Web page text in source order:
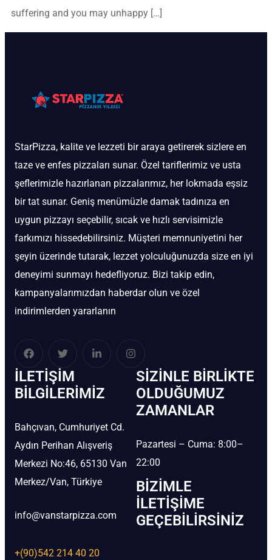
suffering and you may unhappy […]
StarPizza, kalite ve lezzeti bir araya getirerek sizlere en
taze ve enfes pizzaları sunar. Özel tariflerimiz ve usta
şeflerimizle hazırlanan pizzalarımız, her lokmada eşsiz
bir tat sunar. Geniş menümüzle damak tadınıza en
uygun pizzayı seçebilir, sıcak ve hızlı servisimizle
farkımızı hissedebilirsiniz. Müşteri memnuniyetini her
şeyin üzerinde tutarak, lezzet yolculuğunuzda size en iyi
deneyimi sunmayı hedefliyoruz. Bizi takip edin,
kampanyalarımızdan haberdar olun ve özel
indirimlerden yararlanın
İLETIŞIM
BİLGILERIMIZ
Bahçıvan, Cumhuriyet Cd.
Aydın Perihan Alışveriş
Merkezi No:46, 65130 Van
Merkez/Van, Türkiye
info@vanstarpizza.com
+(90)542 214 40 20
SIZINLE BIRLIKTE
OLDUĞUMUZ
ZAMANLAR
Pazartesi – Cuma: 8:00–
22:00
BIZIMLE
İLETIŞIME
GEÇEBILIRSINIZ